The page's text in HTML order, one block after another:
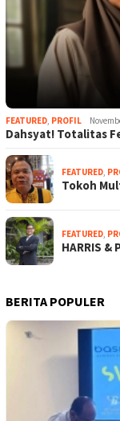
FEATURED, PROFIL
Dahsyat! Totalitas
FEATURED,
Tokoh
FEATURED,
HARRIS
BERITA POPULER